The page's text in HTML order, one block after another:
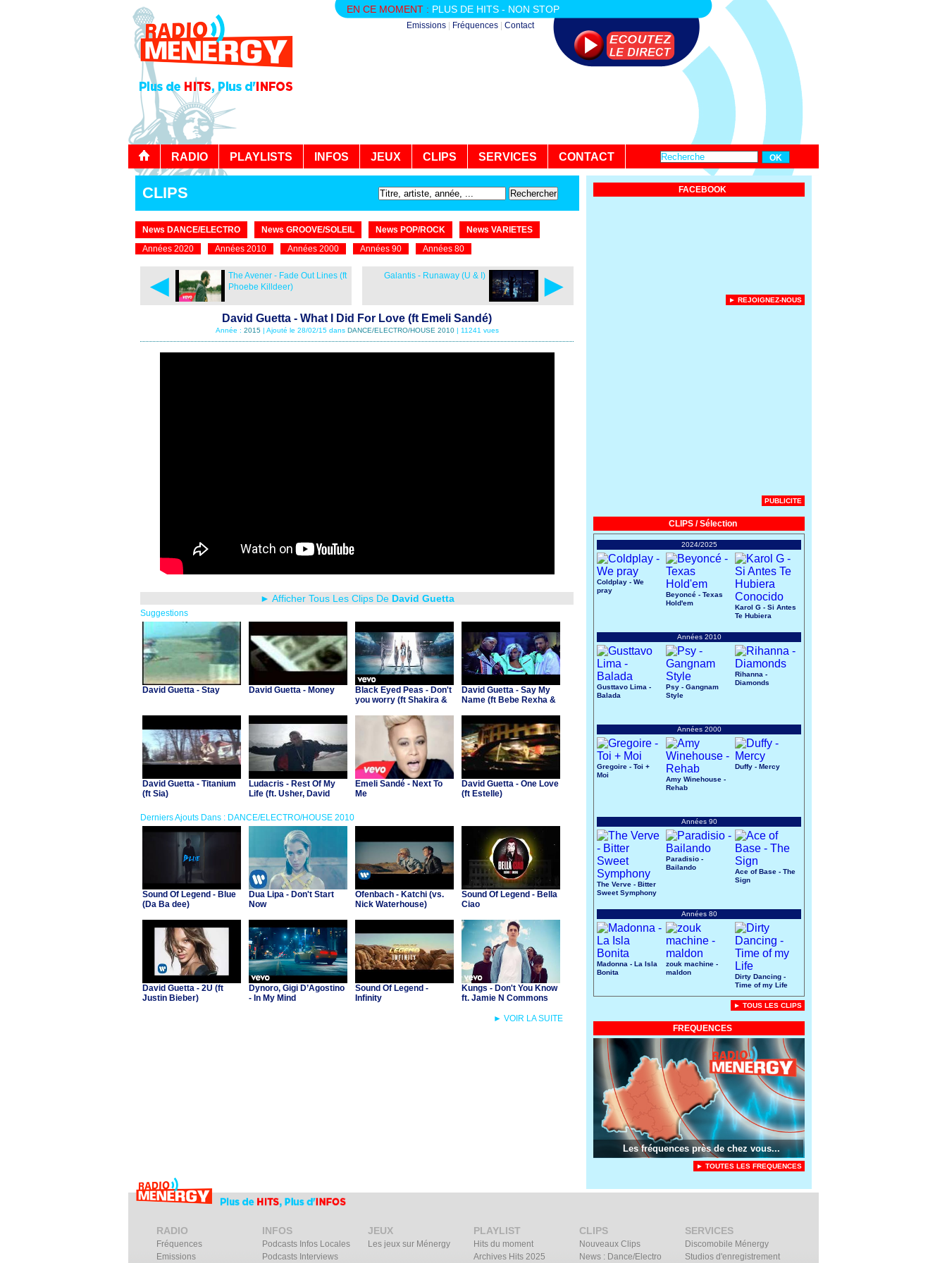
EN CE MOMENT : PLUS DE HITS - NON STOP
Emissions Fréquences Contact
RADIO PLAYLISTS INFOS JEUX CLIPS SERVICES CONTACT
CLIPS
News DANCE/ELECTRO News GROOVE/SOLEIL News POP/ROCK
News VARIETES
Années 2020
Années 2010 Années 2000 Années 90 Années 80
◄
The Avener - Fade Out Lines (ft
Phoebe Killdeer)
►
Galantis - Runaway (U & I)
David Guetta - What I Did For Love (ft Emeli Sandé)
Année : 2015| Ajouté le 28/02/15 dans DANCE/ELECTRO/HOUSE 2010| 11241 vues
► Afficher Tous Les Clips De David Guetta
Suggestions
David Guetta - Stay David Guetta - Money
Black Eyed Peas - Don't
you worry (ft Shakira &
David Guetta - Say My
Name (ft Bebe Rexha &
David Guetta - Titanium
(ft Sia)
Ludacris - Rest Of My
Life (ft. Usher, David
Emeli Sandé - Next To
Me
David Guetta - One Love
(ft Estelle)
Derniers Ajouts Dans : DANCE/ELECTRO/HOUSE 2010
Sound Of Legend - Blue
(Da Ba dee)
Dua Lipa - Don't Start
Now
Ofenbach - Katchi (vs.
Nick Waterhouse)
Sound Of Legend - Bella
Ciao
David Guetta - 2U (ft
Justin Bieber)
Dynoro, Gigi D’Agostino
- In My Mind
Sound Of Legend -
Infinity
Kungs - Don't You Know
ft. Jamie N Commons
► VOIR LA SUITE
FACEBOOK
► REJOIGNEZ-NOUS
PUBLICITE
CLIPS / Sélection
2024/2025
Coldplay - We
pray
Beyoncé - Texas
Hold'em
Karol G - Si Antes
Te Hubiera
Années 2010
Gusttavo Lima -
Balada
Psy - Gangnam
Style
Rihanna -
Diamonds
Années 2000
Gregoire - Toi +
Moi
Amy Winehouse -
Rehab
Duffy - Mercy
Années 90
The Verve - Bitter
Sweet Symphony
Paradisio -
Bailando
Ace of Base - The
Sign
Années 80
Madonna - La Isla
Bonita
zouk machine -
maldon
Dirty Dancing -
Time of my Life
► TOUS LES CLIPS
FREQUENCES
Les fréquences près de chez vous...
► TOUTES LES FREQUENCES
RADIO
Fréquences
Emissions
INFOS
Podcasts Infos Locales
Podcasts Interviews
JEUX
Les jeux sur Ménergy
PLAYLIST
Hits du moment
Archives Hits 2025
CLIPS
Nouveaux Clips
News : Dance/Electro
SERVICES
Discomobile Ménergy
Studios d'enregistrement